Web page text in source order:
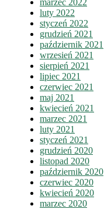
marzec 2022
luty 2022
styczeń 2022
grudzień 2021
październik 2021
wrzesień 2021
sierpień 2021
lipiec 2021
czerwiec 2021
maj 2021
kwiecień 2021
marzec 2021
luty 2021
styczeń 2021
grudzień 2020
listopad 2020
październik 2020
czerwiec 2020
kwiecień 2020
marzec 2020